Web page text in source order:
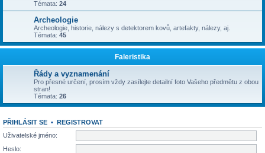
Témata: 24
Archeologie
Archeologie, historie, nálezy s detektorem kovů, artefakty, nálezy, aj.
Témata: 45
Faleristika
Řády a vyznamenání
Pro přesné určení, prosím vždy zasílejte detailní foto Vašeho předmětu z obou
stran!
Témata: 26
PŘIHLÁSIT SE • REGISTROVAT
Uživatelské jméno:
Heslo: